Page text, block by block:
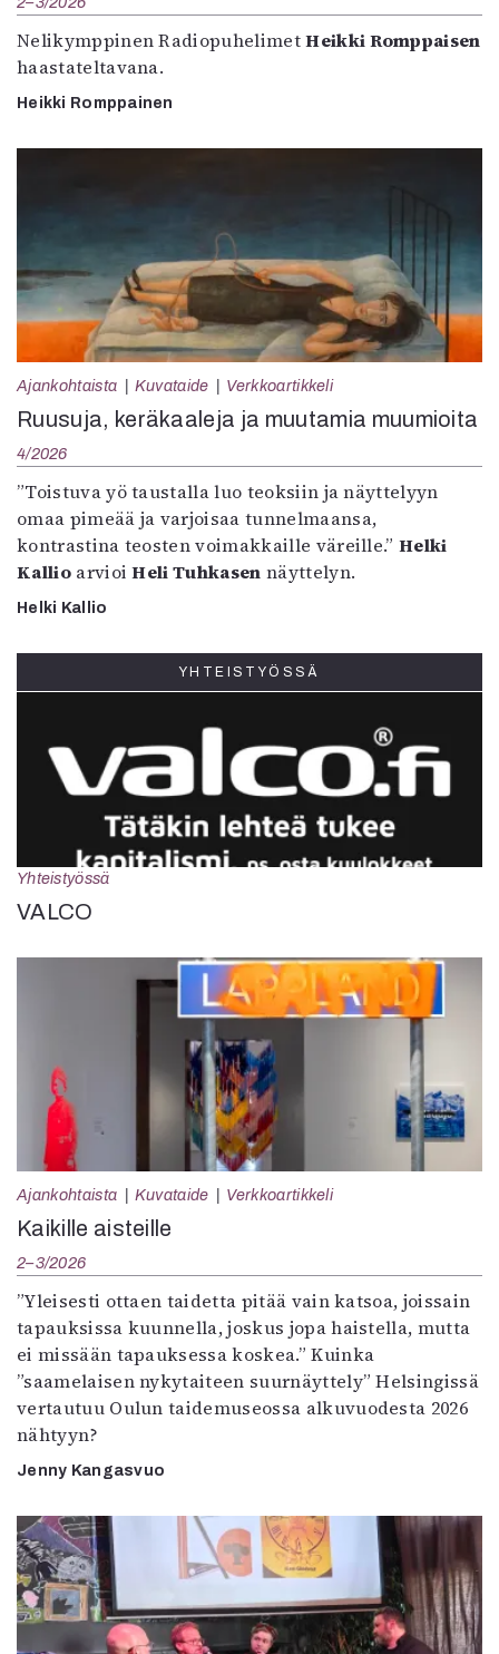
Nelikymppinen RadiopuhelimetHeikki Romppaisen
haastateltavana.
Heikki Romppainen
Ajankohtaista Kuvataide Verkkoartikkeli
Ruusuja, keräkaaleja ja muutamia muumioita
4/2026
”Toistuva yö taustalla luo teoksiin ja näyttelyyn
omaa pimeää ja varjoisaa tunnelmaansa,
kontrastina teosten voimakkaille väreille.”Helki
KallioarvioiHeli Tuhkasen näyttelyn.
Helki Kallio
YHTEISTYÖSSÄ
Yhteistyössä
VALCO
Ajankohtaista Kuvataide Verkkoartikkeli
Kaikille aisteille
2–3/2026
”Yleisesti ottaen taidetta pitää vain katsoa, joissain
tapauksissa kuunnella, joskus jopa haistella, mutta
ei missään tapauksessa koskea.” Kuinka
”saamelaisen nykytaiteen suurnäyttely” Helsingissä
vertautuu Oulun taidemuseossa alkuvuodesta 2026
nähtyyn?
Jenny Kangasvuo